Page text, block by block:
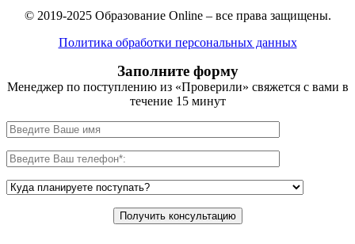
© 2019-2025 Образование Online – все права защищены.
Политика обработки персональных данных
Заполните форму
Менеджер по поступлению из «Проверили» свяжется с вами в
течение 15 минут